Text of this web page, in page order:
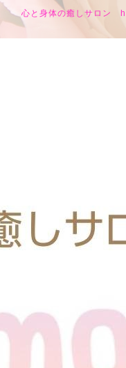
心と身体の癒しサロン